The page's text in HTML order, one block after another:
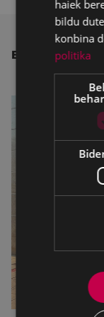
BESTE
haiek
bildu
konbina
politika